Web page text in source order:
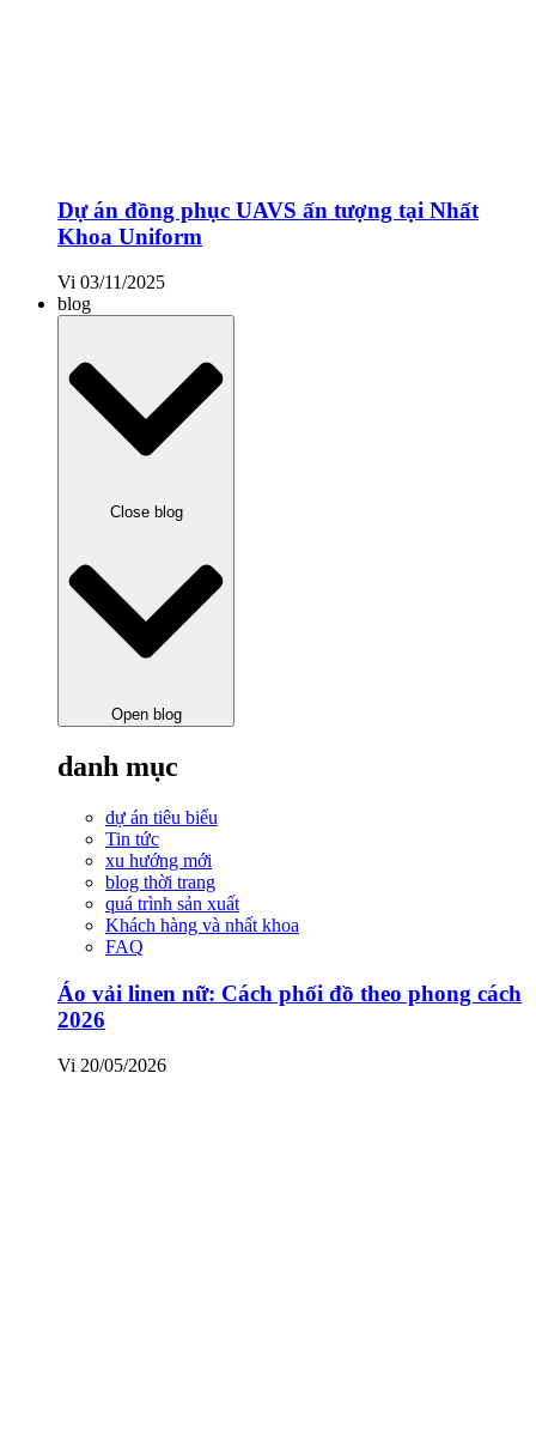
Dự án đồng phục UAVS ấn tượng tại Nhất
Khoa Uniform
Vi 03/11/2025
blog
Close blog
Open blog
danh mục
dự án tiêu biểu
Tin tức
xu hướng mới
blog thời trang
quá trình sản xuất
Khách hàng và nhất khoa
FAQ
Áo vải linen nữ: Cách phối đồ theo phong cách
2026
Vi 20/05/2026